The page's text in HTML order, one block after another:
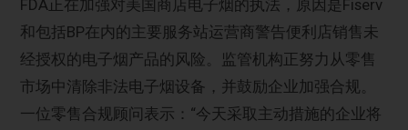
FDA正在加强对美国商店电子烟的执法，原因是Fiserv
和包括BP在内的主要服务站运营商警告便利店销售未
经授权的电子烟产品的风险。监管机构正努力从零售
市场中清除非法电子烟设备，并鼓励企业加强合规。
一位零售合规顾问表示：“今天采取主动措施的企业将